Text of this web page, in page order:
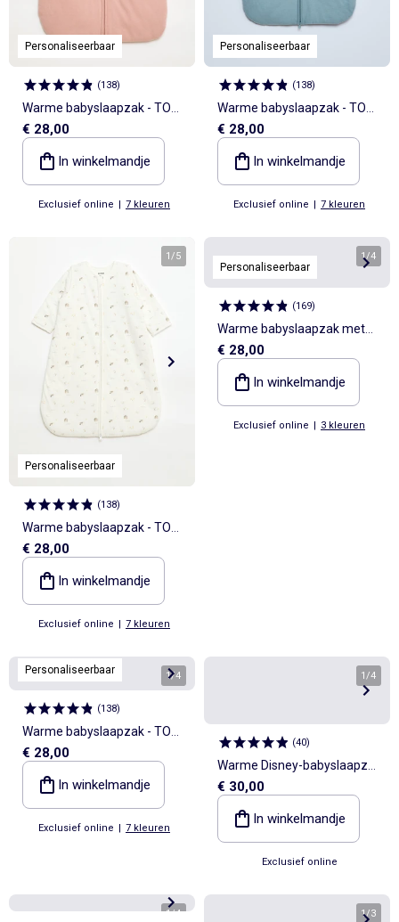
Personaliseerbaar
(138)
Warme babyslaapzak - TOG
2
€ 28,00
In winkelmandje
Exclusief online | 7 kleuren
Personaliseerbaar
(138)
Warme babyslaapzak - TOG
2
€ 28,00
In winkelmandje
Exclusief online | 7 kleuren
Personaliseerbaar
1/5
(138)
Warme babyslaapzak - TOG
2
€ 28,00
In winkelmandje
Exclusief online | 7 kleuren
Personaliseerbaar
1/4
(169)
Warme babyslaapzak met
afneembare mouwen, TOG-
waarde 2
€ 28,00
In winkelmandje
Exclusief online | 3 kleuren
Personaliseerbaar 1/4
(138)
Warme babyslaapzak - TOG
2
€ 28,00
In winkelmandje
Exclusief online | 7 kleuren
1 /4
(40)
Warme Disney-babyslaapzak
van katoenjersey met Marie-
print, TOG-waarde 2
€ 30,00
In winkelmandje
Exclusief online
1/4
1/3